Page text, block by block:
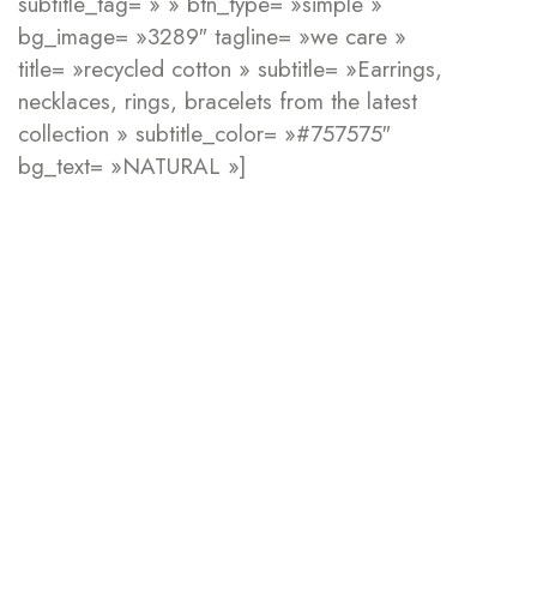
bg_image= »3289″ tagline= »we care »
title= »recycled cotton » subtitle= »Earrings,
necklaces, rings, bracelets from the latest
collection » subtitle_color= »#757575″
bg_text= »NATURAL »]